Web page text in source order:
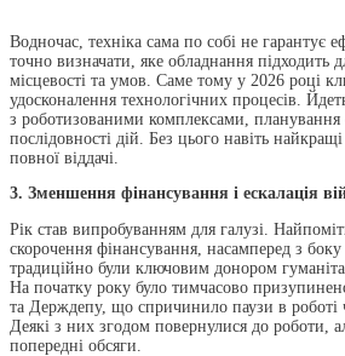
Водночас, техніка сама по собі не гарантує
точно визначати, яке обладнання підходить
місцевості та умов. Саме тому у 2026 році
удосконалення технологічних процесів.
з роботизованими комплексами, планування
послідовності дій. Без цього навіть
повної віддачі.
3. Зменшення фінансування і ескалація
Рік став випробуванням для галузі.
скорочення фінансування, насамперед з
традиційно були ключовим донором
На початку року було тимчасово
та Держдепу, що спричинило паузи в роботі
Деякі з них згодом повернулися до роботи,
попередні обсяги.